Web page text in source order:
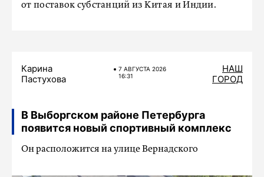
от поставок субстанций из Китая и Индии.
Карина
Пастухова
7 АВГУСТА 2026
16:31
НАШ
ГОРОД
В Выборгском районе Петербурга
появится новый спортивный комплекс
Он расположится на улице Вернадского